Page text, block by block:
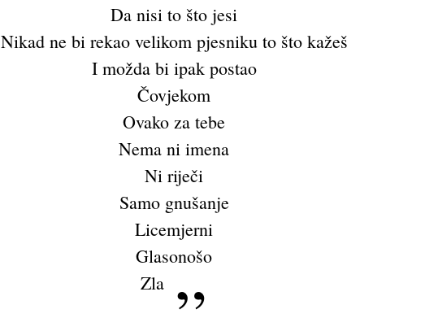
Da nisi to što jesi
Nikad ne bi rekao velikom pjesniku to što kažeš
I možda bi ipak postao
Čovjekom
Ovako za tebe
Nema ni imena
Ni riječi
Samo gnušanje
Licemjerni
Glasonošo
Zla